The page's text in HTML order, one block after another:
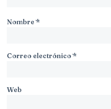
Nombre*
Correo electrónico*
Web